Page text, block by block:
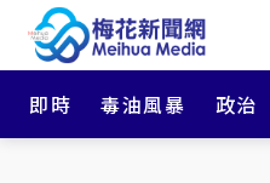
即時 毒油風暴 政治